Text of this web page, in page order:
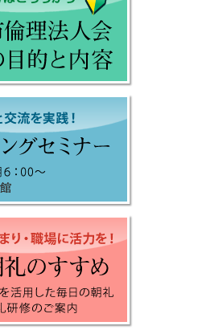
モーニングセミナーは久万田昌
1,111回記念MS
ーニングセミナーは中崎行雄氏
ーニングセミナーは濵渦豊士氏
モーニングセミナーは古川雅巳
モーニングセミナーは川田久美